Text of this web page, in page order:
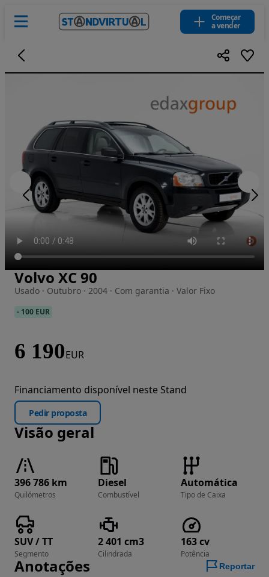
Começar
a vender
Imagem 1 de 22
Volvo XC 90
Usado · Outubro · 2004 · Com garantia · Valor Fixo
- 100 EUR
6 190EUR
Financiamento disponível neste Stand
Pedir proposta
Visão geral
396 786 km
Quilómetros
Diesel
Combustível
Automática
Tipo de Caixa
SUV / TT
Segmento
2 401 cm3
Cilindrada
163 cv
Potência
Anotações Reportar